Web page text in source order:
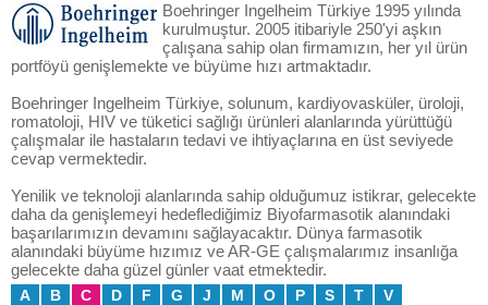
Boehringer Ingelheim Türkiye 1995 yılında
kurulmuştur. 2005 itibariyle 250'yi aşkın
çalışana sahip olan firmamızın, her yıl ürün
portföyü genişlemekte ve büyüme hızı artmaktadır.
Boehringer Ingelheim Türkiye, solunum, kardiyovasküler, üroloji,
romatoloji, HIV ve tüketici sağlığı ürünleri alanlarında yürüttüğü
çalışmalar ile hastaların tedavi ve ihtiyaçlarına en üst seviyede
cevap vermektedir.
Yenilik ve teknoloji alanlarında sahip olduğumuz istikrar, gelecekte
daha da genişlemeyi hedeflediğimiz Biyofarmasotik alanındaki
başarılarımızın devamını sağlayacaktır. Dünya farmasotik
alanındaki büyüme hızımız ve AR-GE çalışmalarımız insanlığa
gelecekte daha güzel günler vaat etmektedir.
A B C D F G J M O P S T V